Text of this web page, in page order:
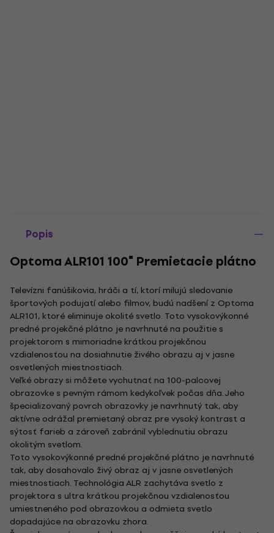
Popis
Optoma ALR101 100" Premietacie plátno
Televízni fanúšikovia, hráči a tí, ktorí milujú sledovanie
športových podujatí alebo filmov, budú nadšení z Optoma
ALR101, ktoré eliminuje okolité svetlo. Toto vysokovýkonné
predné projekčné plátno je navrhnuté na použitie s
projektorom s mimoriadne krátkou projekčnou
vzdialenosťou na dosiahnutie živého obrazu aj v jasne
osvetlených miestnostiach.
Veľké obrazy si môžete vychutnať na 100-palcovej
obrazovke s pevným rámom kedykoľvek počas dňa. Jeho
špecializovaný povrch obrazovky je navrhnutý tak, aby
aktívne odrážal premietaný obraz pre vysoký kontrast a
sýtosť farieb a zároveň zabránil vyblednutiu obrazu
okolitým svetlom.
Toto vysokovýkonné predné projekčné plátno je navrhnuté
tak, aby dosahovalo živý obraz aj v jasne osvetlených
miestnostiach. Technológia ALR zachytáva svetlo z
projektora s ultra krátkou projekčnou vzdialenosťou
umiestneného pod obrazovkou a odmieta svetlo
dopadajúce na obrazovku zhora.